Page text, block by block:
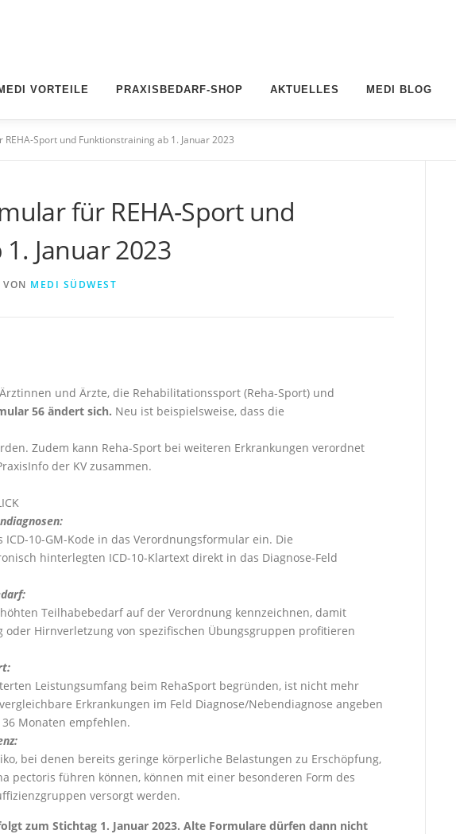
VORTEILE PRAXISBEDARF-SHOP AKTUELLES MEDI BLOG
Sport und Funktionstraining ab 1. Januar 2023
für REHA-Sport und
Januar 2023
VON MEDI SÜDWEST
und Ärzte, die Rehabilitationssport (Reha-Sport) und
56 ändert sich. Neu ist beispielsweise, dass die
Zudem kann Reha-Sport bei weiteren Erkrankungen verordnet
der KV zusammen.
10-GM-Kode in das Verordnungsformular ein. Die
hinterlegten ICD-10-Klartext direkt in das Diagnose-Feld
Teilhabebedarf auf der Verordnung kennzeichnen, damit
Hirnverletzung von spezifischen Übungsgruppen profitieren
Leistungsumfang beim RehaSport begründen, ist nicht mehr
Erkrankungen im Feld Diagnose/Nebendiagnose angeben
Monaten empfehlen.
bei denen bereits geringe körperliche Belastungen zu Erschöpfung,
pectoris führen können, können mit einer besonderen Form des
versorgt werden.
zum Stichtag 1. Januar 2023. Alte Formulare dürfen dann nicht